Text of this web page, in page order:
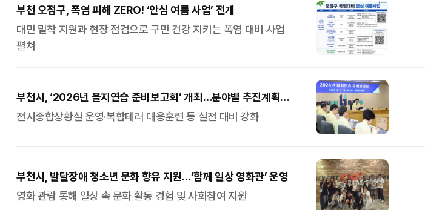
부천 오정구, 폭염 피해 ZERO! ‘안심 여름 사업’ 전개
대민 밀착 지원과 현장 점검으로 구민 건강 지키는 폭염 대비 사업
펼쳐
부천시, ‘2026년 을지연습 준비보고회’ 개최…분야별 추진계획
점검
전시종합상황실 운영·복합테러 대응훈련 등 실전 대비 강화
부천시, 발달장애 청소년 문화 향유 지원…‘함께 일상 영화관’ 운영
영화 관람 통해 일상 속 문화 활동 경험 및 사회참여 지원